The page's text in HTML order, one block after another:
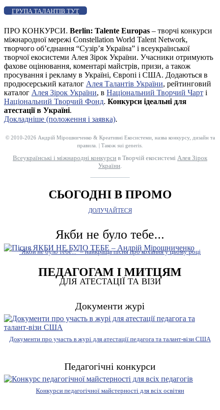
ГРУПА ТАЛАНТІВ ТУТ
ПРО КОНКУРСИ. Berlin: Talente Europas – творчі конкурси
міжнародної мережі Constellation World Talent Network,
творчого об’єднання “Сузір’я Україна” і всеукраїнської
творчої екосистеми Алея Зірок України. Учасники отримують
фахове оцінювання, коментарі майстрів, призи, а також
просування і рекламу в Україні, Європі і США. Додаються в
продюсерський каталог Алея Талантів України, рейтинговий
каталог Алея Зірок України, в Національний Творчий Чарт і
Національний Творчий Фонд. Конкурси ідеальні для
атестації в Україні.
Докладніше (положення і заявка).
© 2010-2026 Андрій Мірошниченко & Креативні Екосистеми, назва конкурсу, дизайн та
правила. | Також sui generis.
Всеукраїнські і міжнародні конкурси в Творчій екосистемі Алея Зірок
України
СЬОГОДНІ В ПРОМО
ДОЛУЧАЙТЕСЯ
Якби не було тебе...
"Якби не було тебе..." – найкраща пісня про кохання у цьому році
ПЕДАГОГАМ І МИТЦЯМ
ДЛЯ АТЕСТАЦІЇ ТА ВІЗИ
Документи журі
Документи про участь в журі для атестації педагога та талант-візи США
Педагогічні конкурси
Конкурси педагогічної майстерності для всіх освітян